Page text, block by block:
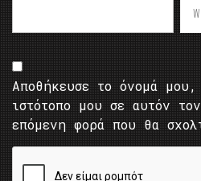
Αποθήκευσε το όνομά
ιστότοπο μου σε αυτόν
επόμενη φορά που θα